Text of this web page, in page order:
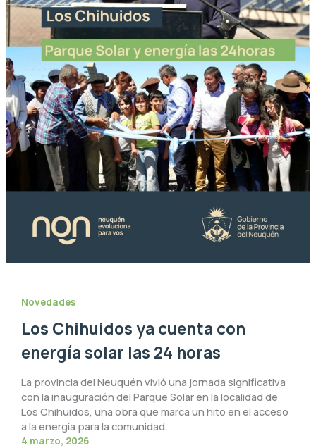
Novedades
Los Chihuidos ya cuenta con
energía solar las 24 horas
La provincia del Neuquén vivió una jornada significativa
con la inauguración del Parque Solar en la localidad de
Los Chihuidos, una obra que marca un hito en el acceso
a la energía para la comunidad.
4 marzo, 2026